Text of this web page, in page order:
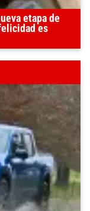
etapa de
es